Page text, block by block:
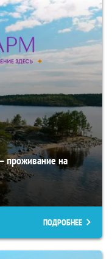
проживание на
ПОДРОБНЕЕ